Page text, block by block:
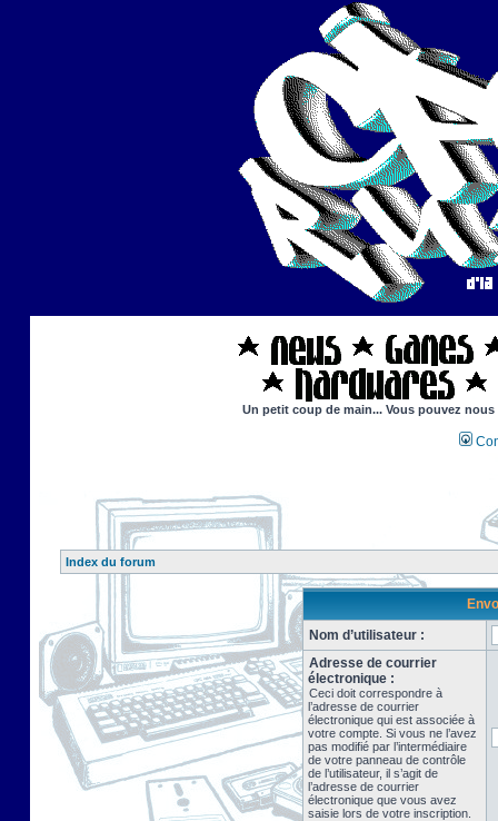
Un petit coup de main... Vous pouvez
Index du forum
Nom d’utilisateur :
Adresse de courrier
électronique :
Ceci doit correspondre à
l’adresse de courrier
électronique qui est associée à
votre compte. Si vous ne l’avez
pas modifié par l’intermédiaire
de votre panneau de contrôle
de l’utilisateur, il s’agit de
l’adresse de courrier
électronique que vous avez
saisie lors de votre inscription.